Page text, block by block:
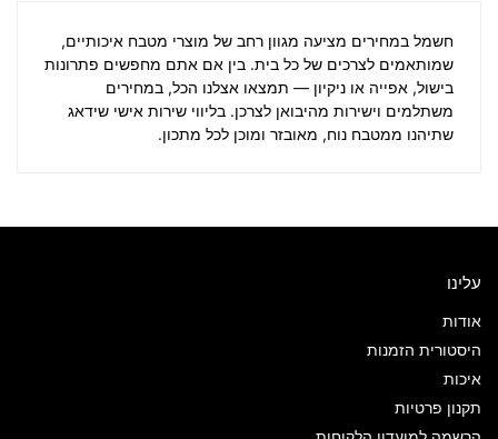
חשמל במחירים מציעה מגוון רחב של מוצרי מטבח איכותיים,
שמותאמים לצרכים של כל בית. בין אם אתם מחפשים פתרונות
בישול, אפייה או ניקיון — תמצאו אצלנו הכל, במחירים
משתלמים וישירות מהיבואן לצרכן. בליווי שירות אישי שידאג
שתיהנו ממטבח נוח, מאובזר ומוכן לכל מתכון.
עלינו
אודות
היסטורית הזמנות
איכות
תקנון פרטיות